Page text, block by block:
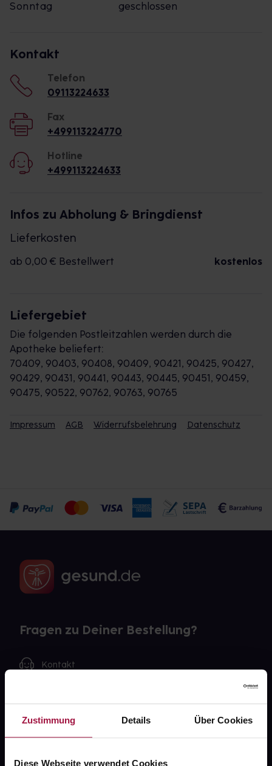
Zustimmung Details Über Cookies
Diese Webseite verwendet Cookies
Sonntag
geschlossen
Kontakt
Telefon
09113224633
Fax
+499113224770
Hotline
+499113224633
Infos zu Abholung & Bringdienst
Lieferkosten
ab 0,00 € Bestellwert kostenlos
Liefergebiet
Die folgenden Postleitzahlen werden durch die
Apotheke beliefert:
70409, 90403, 90408, 90409, 90421, 90425, 90427,
90429, 90431, 90441, 90443, 90445, 90451, 90459,
90475, 90522, 90762, 90763, 90765
Impressum AGB Widerrufsbelehrung Datenschutz
Fragen zu Deiner Bestellung?
Kontakt
Widerrufsformular